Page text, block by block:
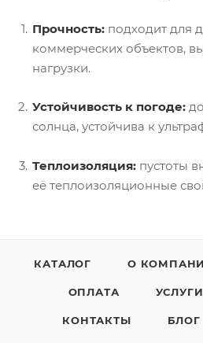
Прочность: подходит для
коммерческих объектов,
нагрузки.
Устойчивость к погоде:
солнца, устойчива к
Теплоизоляция: пустоты
её теплоизоляционные
КАТАЛОГ О
ОПЛАТА УСЛУГИ
КОНТАКТЫ БЛОГ